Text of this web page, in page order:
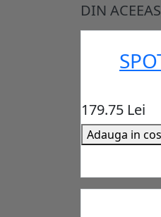
DIN
179.75 Lei
Adauga in cos